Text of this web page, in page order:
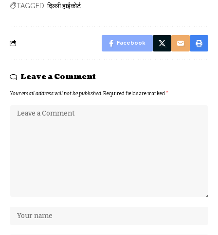
TAGGED: दिल्ली हाईकोर्ट
Facebook
Leave a Comment
Your email address will not be published.Required fields are marked*